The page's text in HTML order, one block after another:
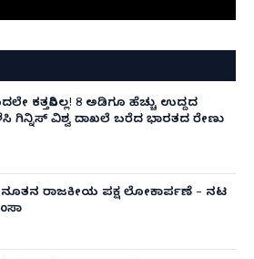
ಕತ್ತರಿಸಿಲ್ಲ! 8 ಅಡಿಗೂ ಹೆಚ್ಚು ಉದ್ದದ
ಗಿನ್ನಿಸ್ ವಿಶ್ವ ದಾಖಲೆ ಬರೆದ ಭಾರತದ ರೇಣು
ರಾಜಕೀಯ ಪಕ್ಷ ಲೋಕಾರ್ಪಣೆ – ನಟ